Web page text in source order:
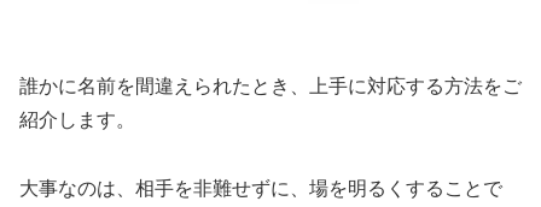
誰かに名前を間違えられたとき、上手に対応する方法をご
紹介します。
大事なのは、相手を非難せずに、場を明るくすることで